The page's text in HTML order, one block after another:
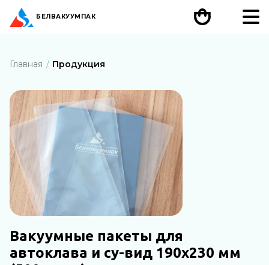
БЕЛВАКУУМПАК
Главная Продукция
Вакуумные пакеты для
автоклава и су-вид 190х230 мм